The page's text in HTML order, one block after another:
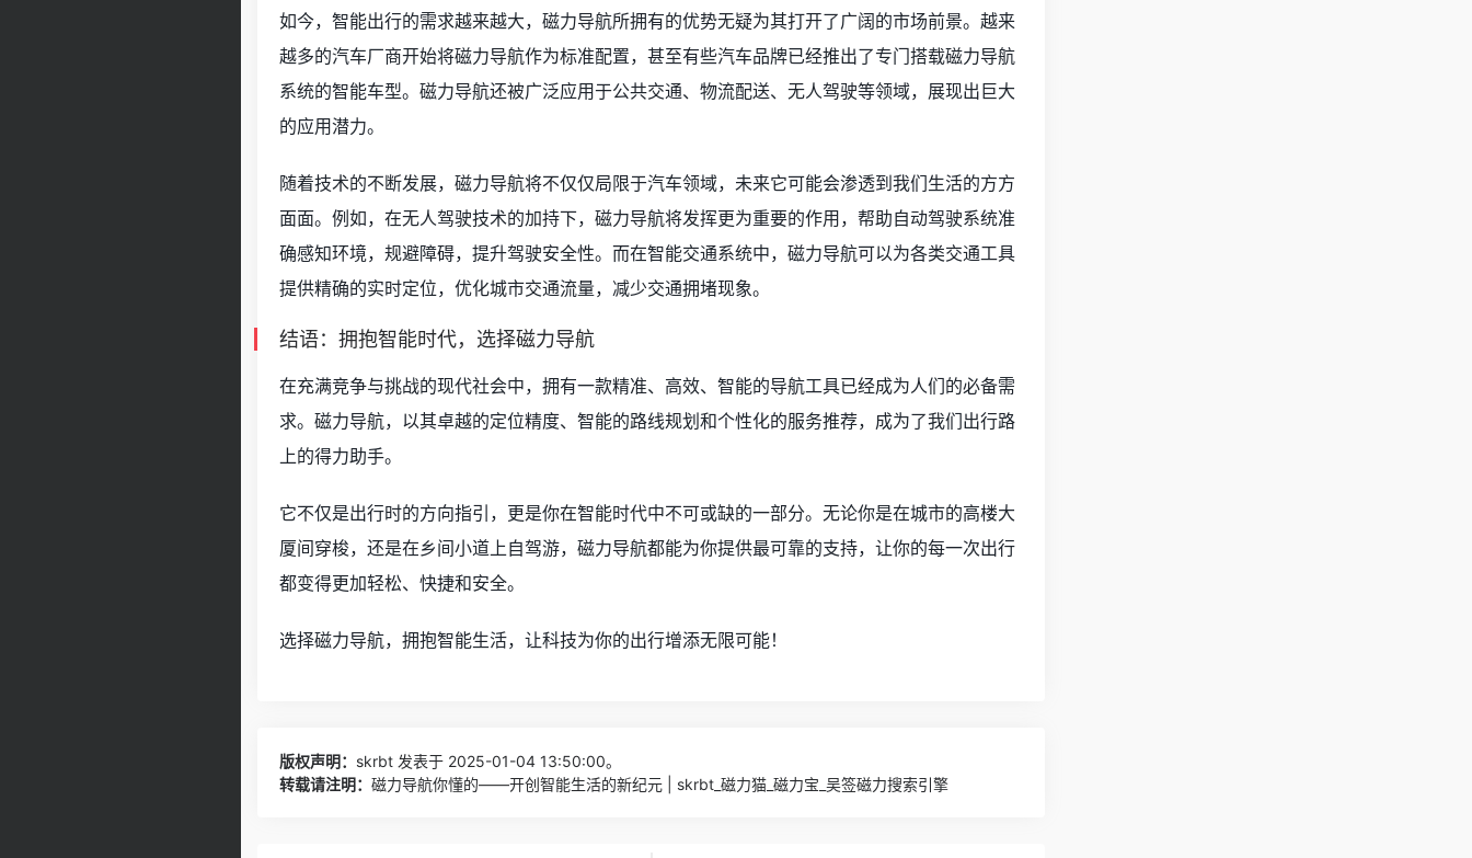
如今，智能出行的需求越来越大，磁力导航所拥有的优势无疑为其打开了广阔的市场前景。越来
越多的汽车厂商开始将磁力导航作为标准配置，甚至有些汽车品牌已经推出了专门搭载磁力导航
系统的智能车型。磁力导航还被广泛应用于公共交通、物流配送、无人驾驶等领域，展现出巨大
的应用潜力。
随着技术的不断发展，磁力导航将不仅仅局限于汽车领域，未来它可能会渗透到我们生活的方方
面面。例如，在无人驾驶技术的加持下，磁力导航将发挥更为重要的作用，帮助自动驾驶系统准
确感知环境，规避障碍，提升驾驶安全性。而在智能交通系统中，磁力导航可以为各类交通工具
提供精确的实时定位，优化城市交通流量，减少交通拥堵现象。
结语：拥抱智能时代，选择磁力导航
在充满竞争与挑战的现代社会中，拥有一款精准、高效、智能的导航工具已经成为人们的必备需
求。磁力导航，以其卓越的定位精度、智能的路线规划和个性化的服务推荐，成为了我们出行路
上的得力助手。
它不仅是出行时的方向指引，更是你在智能时代中不可或缺的一部分。无论你是在城市的高楼大
厦间穿梭，还是在乡间小道上自驾游，磁力导航都能为你提供最可靠的支持，让你的每一次出行
都变得更加轻松、快捷和安全。
选择磁力导航，拥抱智能生活，让科技为你的出行增添无限可能！
版权声明： skrbt 发表于 2025-01-04 13:50:00。
转载请注明： 磁力导航你懂的——开创智能生活的新纪元 | skrbt_磁力猫_磁力宝_吴签磁力搜索引擎